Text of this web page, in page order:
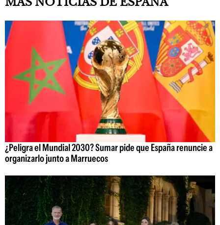
¿Peligra el Mundial 2030? Sumar pide que España renuncie a
organizarlo junto a Marruecos